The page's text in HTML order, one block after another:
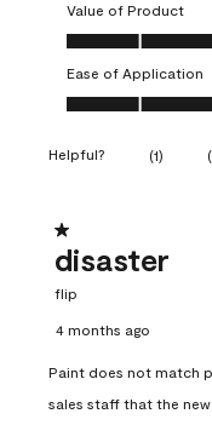
Value of Product
Value of Product,
Ease of Application
Ease of Application,
Helpful? (1) (
1 out of 5 stars.
disaster
flip
4 months ago
Paint does not match
sales staff that the